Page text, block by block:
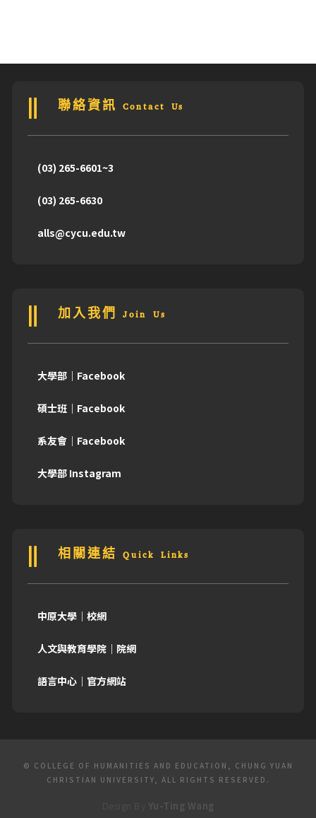
聯絡資訊 Contact Us
(03) 265-6601~3
(03) 265-6630
alls@cycu.edu.tw
加入我們 Join Us
大學部｜Facebook
碩士班｜Facebook
系友會｜Facebook
大學部 Instagram
相關連結 Quick Links
中原大學｜校網
人文與教育學院｜院網
語言中心｜官方網站
© COLLEGE OF HUMANITIES AND EDUCATION, CHUNG YUAN
CHRISTIAN UNIVERSITY, ALL RIGHTS RESERVED.
Design By Yu-Ting Wang